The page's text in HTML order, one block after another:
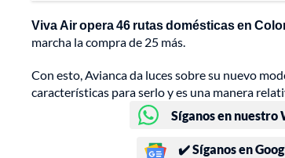
Viva Air opera 46 rutas domésticas en
marcha la compra de 25 más.
Con esto, Avianca da luces sobre su nuevo
características para serlo y es una manera
Síganos en
✔️ Síganos en